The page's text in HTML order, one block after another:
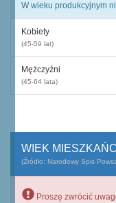
W wieku produkcyjnym
Kobiety
(45-59 lat)
Mężczyźni
(45-64 lata)
WIEK
(Źródło: Narodowy Spis
Proszę zwrócić